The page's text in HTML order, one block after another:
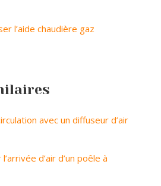
l’aide chaudière gaz
avec un diffuseur d’air
d’air d’un poêle à